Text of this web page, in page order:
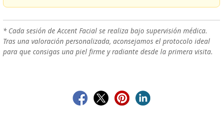
* Cada sesión de Accent Facial se realiza bajo supervisión médica.
Tras una valoración personalizada, aconsejamos el protocolo ideal
para que consigas una piel firme y radiante desde la primera visita.